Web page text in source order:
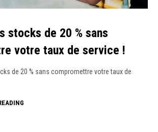
stocks de 20 % sans
votre taux de service !
de 20 % sans compromettre votre taux de